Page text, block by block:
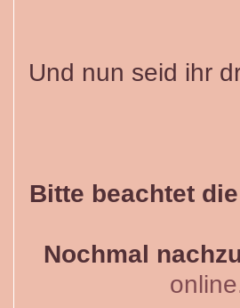
Und nun seid ihr
Bitte beachtet
Nochmal